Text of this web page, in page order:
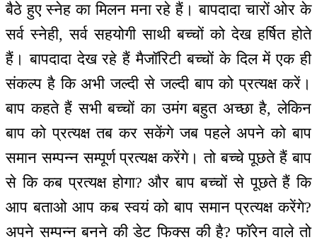
बैठे हुए स्नेह का मिलन मना रहे हैं। बापदादा चारों ओर के
सर्व स्नेही, सर्व सहयोगी साथी बच्चों को देख हर्षित होते
हैं। बापदादा देख रहे हैं मैजॉरिटी बच्चों के दिल में एक ही
संकल्प है कि अभी जल्दी से जल्दी बाप को प्रत्यक्ष करें।
बाप कहते हैं सभी बच्चों का उमंग बहुत अच्छा है, लेकिन
बाप को प्रत्यक्ष तब कर सकेंगे जब पहले अपने को बाप
समान सम्पन्न सम्पूर्ण प्रत्यक्ष करेंगे। तो बच्चे पूछते हैं बाप
से कि कब प्रत्यक्ष होगा? और बाप बच्चों से पूछते हैं कि
आप बताओ आप कब स्वयं को बाप समान प्रत्यक्ष करेंगे?
अपने सम्पन्न बनने की डेट फिक्स की है? फॉरेन वाले तो